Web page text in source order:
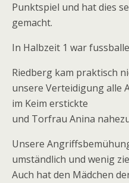
Punktspiel und hat dies
gemacht.
In Halbzeit 1 war
Riedberg kam praktisch
unsere Verteidigung alle
im Keim erstickte
und Torfrau Anina
Unsere
umständlich und wenig
Auch hat den Mädchen